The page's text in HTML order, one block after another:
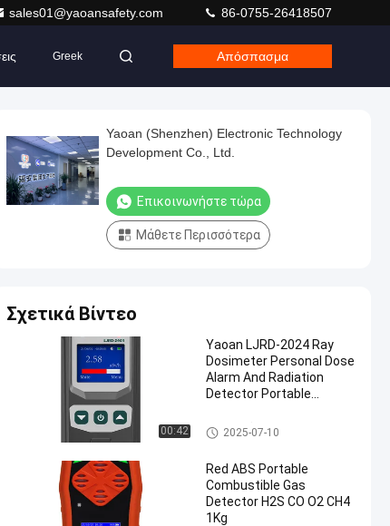
sales01@yaoansafety.com 86-0755-26418507
Greek Απόσπασμα
Yaoan (Shenzhen) Electronic Technology
Development Co., Ltd.
Επικοινωνήστε τώρα
Μάθετε Περισσότερα
Σχετικά Βίντεο
00:42
Yaoan LJRD-2024 Ray
Dosimeter Personal Dose
Alarm And Radiation
Detector Portable
Detectors
Πυρηνικός ανιχνευτής ακτιν
οβολίας
2025-07-10
Red ABS Portable
Combustible Gas
Detector H2S CO O2 CH4
1Kg